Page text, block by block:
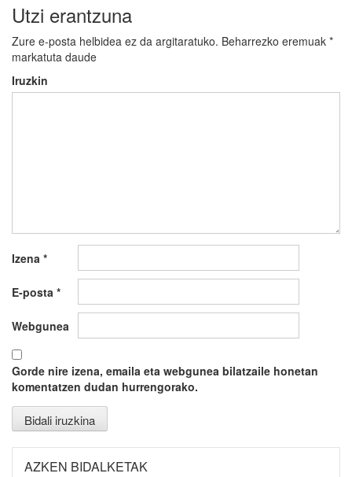
Utzi erantzuna
Zure e-posta helbidea ez da argitaratuko. Beharrezko eremuak *
markatuta daude
Iruzkin
Izena *
E-posta *
Webgunea
Gorde nire izena, emaila eta webgunea bilatzaile honetan
komentatzen dudan hurrengorako.
AZKEN BIDALKETAK